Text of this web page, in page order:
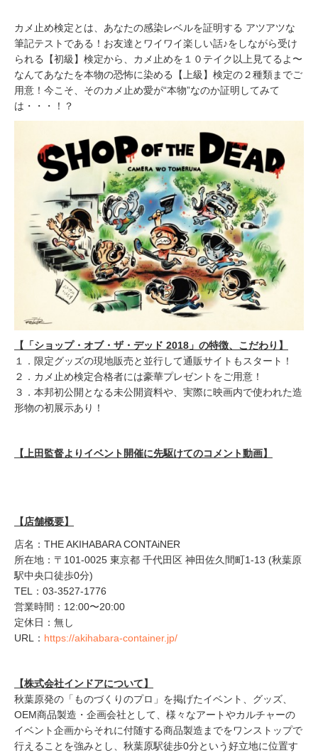
カメ止め検定とは、あなたの感染レベルを証明する アツアツな
筆記テストである！お友達とワイワイ楽しい話♪をしながら受け
られる【初級】検定から、カメ止めを１０テイク以上見てるよ〜
なんてあなたを本物の恐怖に染める【上級】検定の２種類までご
用意！今こそ、そのカメ止め愛が“本物”なのか証明してみて
は・・・！？
【「ショップ・オブ・ザ・デッド 2018」の特徴、こだわり】
１．限定グッズの現地販売と並行して通販サイトもスタート！
２．カメ止め検定合格者には豪華プレゼントをご用意！
３．本邦初公開となる未公開資料や、実際に映画内で使われた造
形物の初展示あり！
【上田監督よりイベント開催に先駆けてのコメント動画】
【店舗概要】
店名：THE AKIHABARA CONTAiNER
所在地：〒101-0025 東京都 千代田区 神田佐久間町1-13 (秋葉原
駅中央口徒歩0分)
TEL：03-3527-1776
営業時間：12:00〜20:00
定休日：無し
URL： https://akihabara-container.jp/
【株式会社インドアについて】
秋葉原発の「ものづくりのプロ」を掲げたイベント、グッズ、
OEM商品製造・企画会社として、様々なアートやカルチャーの
イベント企画からそれに付随する商品製造までをワンストップで
行えることを強みとし、秋葉原駅徒歩0分という好立地に位置す